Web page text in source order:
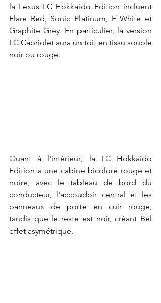
la Lexus LC Hokkaido Edition incluent
Flare Red, Sonic Platinum, F White et
Graphite Grey. En particulier, la version
LC Cabriolet aura un toit en tissu souple
noir ou rouge.
Quant à l'intérieur, la LC Hokkaido
Edition a une cabine bicolore rouge et
noire, avec le tableau de bord du
conducteur, l'accoudoir central et les
panneaux de porte en cuir rouge,
tandis que le reste est noir, créant Bel
effet asymétrique.